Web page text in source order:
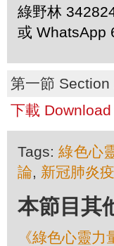
綠野林
或 WhatsApp
第一節 Section
下載 Download
Tags:綠色心
論, 新冠肺炎
本節目其
《綠色心靈